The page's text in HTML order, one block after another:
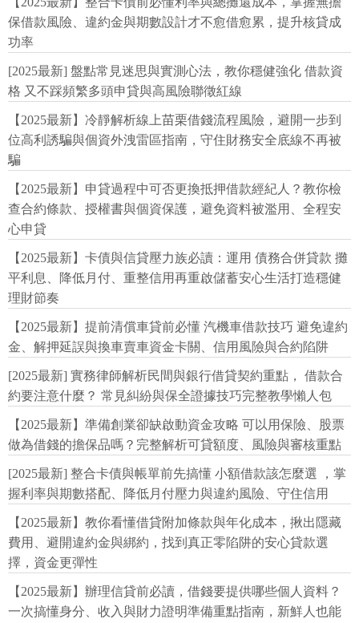
保借款風險、違約金與期數設計才不愈借愈累，提升核貸成
功率
[2025最新] 盤點常見迷思與實測心法，教你穩健強化 借款資
格 又不踩頻繁多頭申貸與高風險聯徵紅線
【2025最新】冷靜解析線上苗栗借錢流程風險，避開一步到
位高利誘騙與個資外洩雷區指南，守住財務安全底線不再被
騙
【2025最新】申貸過程中可否更換抵押借款經紀人？教你檢
查合約條款、授權書與個資保護，避免資料被濫用、全程安
心申貸
【2025最新】卡債與信貸壓力族必讀：運用 債務合併貸款 攤
平利息、降低月付、重整信用再重啟儲蓄安心生活打造穩健
理財節奏
【2025最新】提前清償車貸前必懂 汽機車借款技巧 避免違約
金、解押延誤與換車賣車資金卡關、信用風險與合約陷阱
[2025最新] 實務律師解析民間與銀行借貸契約重點， 借款合
約要注意什麼？ 常見糾紛與保全證據技巧完整教學懶人包
【2025最新】準備創業卻缺啟動資金攻略 可以用保險、股票
做為借錢的擔保品嗎？完整解析可貸額度、風險與審核重點
[2025最新] 整合卡債與帳單前先搞懂 小額借款該怎麼選 ，掌
握利率與期數搭配、降低月付壓力與違約風險、守住信用
【2025最新】教你看懂借貸附加條款與年化成本，揪出隱藏
費用、避開違約金與綁約，找到真正零陷阱的安心貸款選
擇，資金更彈性
【2025最新】辦理信貸前必讀，借錢要提供哪些個人資料？
一次搞懂身分、收入與財力證明準備重點指南，新鮮人也能